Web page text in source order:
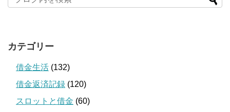
カテゴリー
借金生活 (132)
借金返済記録 (120)
スロットと借金 (60)